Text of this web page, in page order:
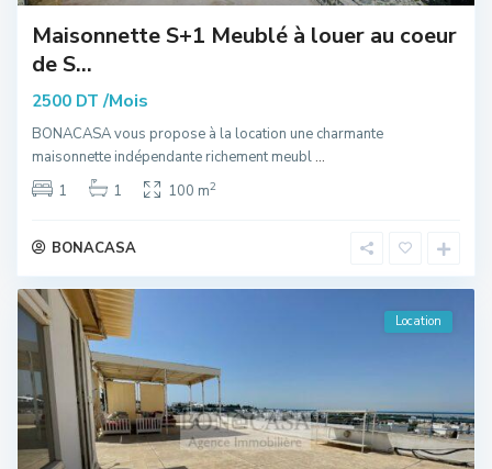
Maisonnette S+1 Meublé à louer au coeur
de S...
2500 DT /Mois
BONACASA vous propose à la location une charmante
maisonnette indépendante richement meubl...
1
1 100 m2
BONACASA
Location